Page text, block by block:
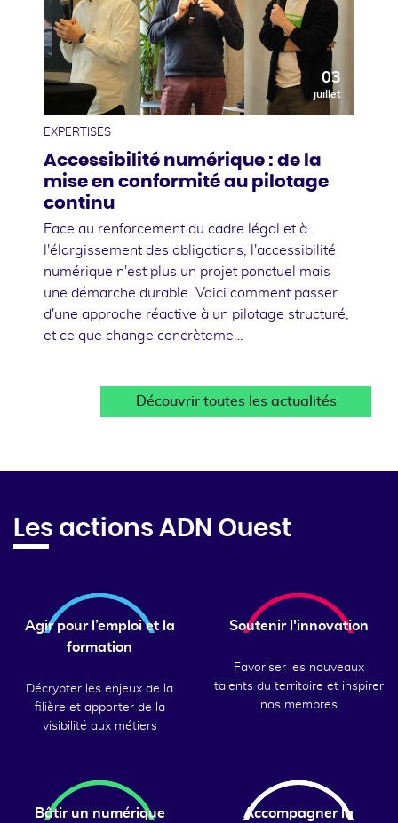
03
juillet
EXPERTISES
Accessibilité numérique : de la
mise en conformité au pilotage
continu
Face au renforcement du cadre légal et à
l'élargissement des obligations, l'accessibilité
numérique n'est plus un projet ponctuel mais
une démarche durable. Voici comment passer
d'une approche réactive à un pilotage structuré,
et ce que change concrèteme…
Découvrir toutes les actualités
Les actions ADN Ouest
Agir pour l’emploi et la
formation
Décrypter les enjeux de la
filière et apporter de la
visibilité aux métiers
Soutenir l'innovation
Favoriser les nouveaux
talents du territoire et inspirer
nos membres
Bâtir un numérique
Accompagner la